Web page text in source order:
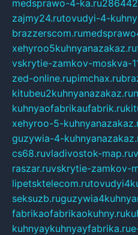
medsprawo-4-ka.ru
zajmy24.rutovudyi-4-
brazzerscom.ru
xehyroo5kuhnyanazakaz.ru
vskrytie-zamkov-moskva-
zed-online.rupimchax.ru
kitubeu2kuhnyanazakaz.ru
kuhnyaofabrikaufabrik.ru
xehyroo-5-
guzywia-4-
cs68.ruvladivostok-map.ru
raszar.ruvskrytie-zamkov-
lipetsktelecom.ru
seksuzb.ru
fabrikaofabrikaokuhny.ru
kuhnyaykuhnyayfabrika.ru